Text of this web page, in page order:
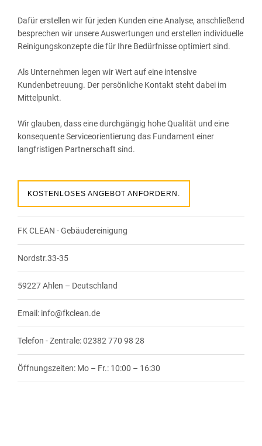
Dafür erstellen wir für jeden Kunden eine Analyse, anschließend
besprechen wir unsere Auswertungen und erstellen individuelle
Reinigungskonzepte die für Ihre Bedürfnisse optimiert sind.
Als Unternehmen legen wir Wert auf eine intensive
Kundenbetreuung. Der persönliche Kontakt steht dabei im
Mittelpunkt.
Wir glauben, dass eine durchgängig hohe Qualität und eine
konsequente Serviceorientierung das Fundament einer
langfristigen Partnerschaft sind.
KOSTENLOSES ANGEBOT ANFORDERN.
FK CLEAN - Gebäudereinigung
Nordstr.33-35
59227 Ahlen – Deutschland
Email: info@fkclean.de
Telefon - Zentrale: 02382 770 98 28
Öffnungszeiten: Mo – Fr.: 10:00 – 16:30